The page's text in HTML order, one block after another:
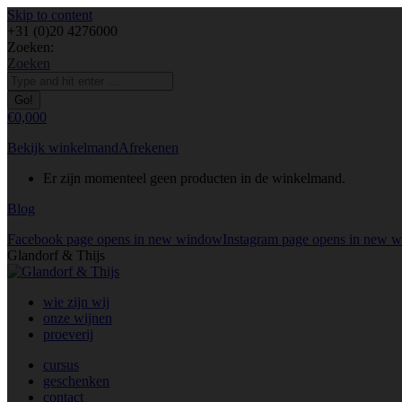
Skip to content
+31 (0)20 4276000
Zoeken:
Zoeken
€0,000
Bekijk winkelmandAfrekenen
Er zijn momenteel geen producten in de winkelmand.
Blog
Facebook page opens in new windowInstagram page opens in new
Glandorf & Thijs
wie zijn wij
onze wijnen
proeverij
cursus
geschenken
contact